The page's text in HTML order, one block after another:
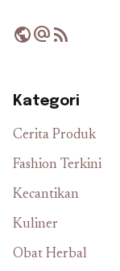
publicalternate_emailrss_feed
Kategori
Cerita Produk
Fashion Terkini
Kecantikan
Kuliner
Obat Herbal